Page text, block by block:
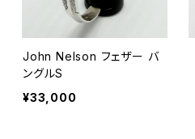
John Nelson フェザー バ
ングルS
¥33,000